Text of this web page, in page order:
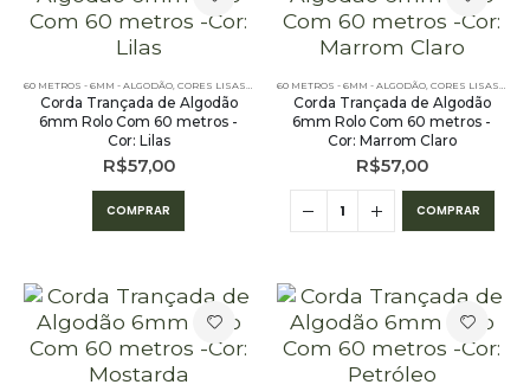
60 METROS - 6MM - ALGODÃO, CORES LISAS - 60 METROS - 6MM - ALGODÃO ,PE – 6MM – ALGODÃO -
Corda Trançada de Algodão
6mm Rolo Com 60 metros -
Cor: Lilas
R$57,00
COMPRAR
60 METROS - 6MM - ALGODÃO, CORES LISAS - 60 METROS - 6MM - ALGODÃO
Corda Trançada de Algodão
6mm Rolo Com 60 metros -
Cor: Marrom Claro
R$57,00
COMPRAR